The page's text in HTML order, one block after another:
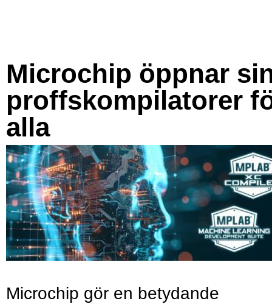
Microchip öppnar
proffskompilatorer
alla
Microchip gör en betydande